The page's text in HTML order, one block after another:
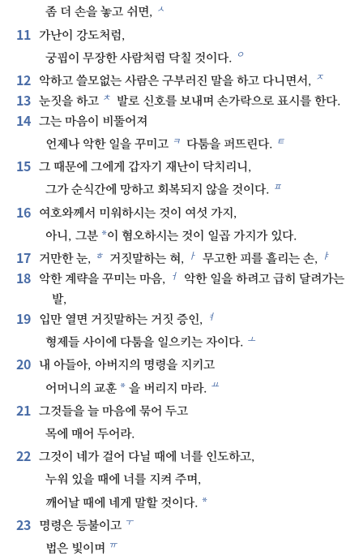
좀 더 손을 놓고 쉬면, ㅅ
11 가난이 강도처럼,
궁핍이 무장한 사람처럼 닥칠 것이다. ㅇ
12 악하고 쓸모없는 사람은 구부러진 말을 하고 다니면서, ㅈ
13 눈짓을 하고 ㅊ 발로 신호를 보내며 손가락으로 표시를 한다.
14 그는 마음이 비뚤어져
언제나 악한 일을 꾸미고 ㅋ 다툼을 퍼뜨린다. ㅌ
15 그 때문에 그에게 갑자기 재난이 닥치리니,
그가 순식간에 망하고 회복되지 않을 것이다. ㅍ
16
여호와께서 미워하시는 것이 여섯 가지,
아니, 그분 *이 혐오하시는 것이 일곱 가지가 있다.
17 거만한 눈, ㅎ 거짓말하는 혀, ㅏ 무고한 피를 흘리는 손, ㅑ
18 악한 계략을 꾸미는 마음, ㅓ
악한 일을 하려고 급히 달려가는
발,
19 입만 열면 거짓말하는 거짓 증인, ㅕ
형제들 사이에 다툼을 일으키는 자이다. ㅗ
20
내 아들아, 아버지의 명령을 지키고
어머니의 교훈 * 을 버리지 마라. ㅛ
21 그것들을 늘 마음에 묶어 두고
목에 매어 두어라.
22 그것이 네가 걸어 다닐 때에 너를 인도하고,
누워 있을 때에 너를 지켜 주며,
깨어날 때에 네게 말할 것이다. *
23 명령은 등불이고 ㅜ
법은 빛이며 ㅠ